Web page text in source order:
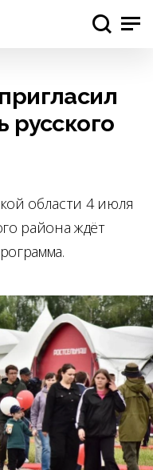
русского
области 4 июля
района ждёт